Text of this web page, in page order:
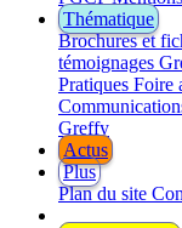
Thématique
Brochures et
témoignages
Pratiques Foire
Greffy
Actus
Plus
Plan du site